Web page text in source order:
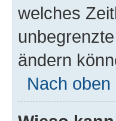
welches
ändern
Nach oben